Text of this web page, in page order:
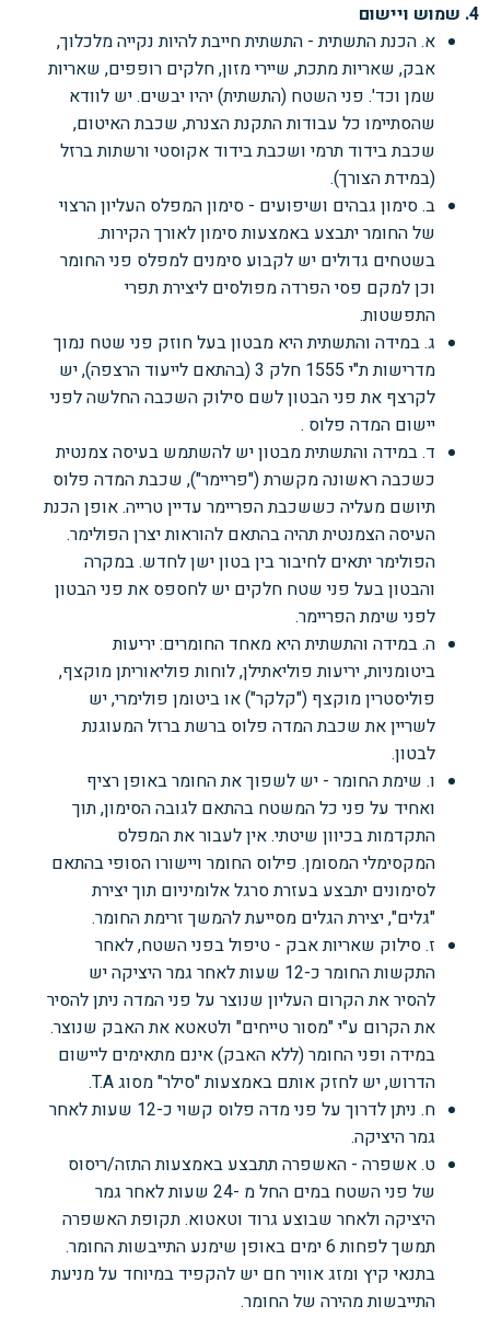
4. שמוש ויישום
א. הכנת התשתית - התשתית חייבת להיות נקייה מלכלוך,
אבק, שאריות מתכת, שיירי מזון, חלקים רופפים, שאריות
שמן וכד'. פני השטח (התשתית) יהיו יבשים. יש לוודא
שהסתיימו כל עבודות התקנת הצנרת, שכבת האיטום,
שכבת בידוד תרמי ושכבת בידוד אקוסטי ורשתות ברזל
(במידת הצורך).
ב. סימון גבהים ושיפועים - סימון המפלס העליון הרצוי
של החומר יתבצע באמצעות סימון לאורך הקירות.
בשטחים גדולים יש לקבוע סימנים למפלס פני החומר
וכן למקם פסי הפרדה מפולסים ליצירת תפרי
התפשטות.
ג. במידה והתשתית היא מבטון בעל חוזק פני שטח נמוך
מדרישות ת"י 1555 חלק 3 (בהתאם לייעוד הרצפה), יש
לקרצף את פני הבטון לשם סילוק השכבה החלשה לפני
יישום המדה פלוס .
ד. במידה והתשתית מבטון יש להשתמש בעיסה צמנטית
כשכבה ראשונה מקשרת ("פריימר"), שכבת המדה פלוס
תיושם מעליה כששכבת הפריימר עדיין טרייה. אופן הכנת
העיסה הצמנטית תהיה בהתאם להוראות יצרן הפולימר.
הפולימר יתאים לחיבור בין בטון ישן לחדש. במקרה
והבטון בעל פני שטח חלקים יש לחספס את פני הבטון
לפני שימת הפריימר.
ה. במידה והתשתית היא מאחד החומרים: יריעות
ביטומניות, יריעות פוליאתילן, לוחות פוליאוריתן מוקצף,
פוליסטרין מוקצף ("קלקר") או ביטומן פולימרי, יש
לשריין את שכבת המדה פלוס ברשת ברזל המעוגנת
לבטון.
ו. שימת החומר - יש לשפוך את החומר באופן רציף
ואחיד על פני כל המשטח בהתאם לגובה הסימון, תוך
התקדמות בכיוון שיטתי. אין לעבור את המפלס
המקסימלי המסומן. פילוס החומר ויישורו הסופי בהתאם
לסימונים יתבצע בעזרת סרגל אלומיניום תוך יצירת
"גלים", יצירת הגלים מסייעת להמשך זרימת החומר.
ז. סילוק שאריות אבק - טיפול בפני השטח, לאחר
התקשות החומר כ-12 שעות לאחר גמר היציקה יש
להסיר את הקרום העליון שנוצר על פני המדה ניתן להסיר
את הקרום ע"י "מסור טייחים" ולטאטא את האבק שנוצר.
במידה ופני החומר (ללא האבק) אינם מתאימים ליישום
הדרוש, יש לחזק אותם באמצעות "סילר" מסוג T.A.
ח. ניתן לדרוך על פני מדה פלוס קשוי כ-12 שעות לאחר
גמר היציקה.
ט. אשפרה - האשפרה תתבצע באמצעות התזה/ריסוס
של פני השטח במים החל מ -24 שעות לאחר גמר
היציקה ולאחר שבוצע גרוד וטאטוא. תקופת האשפרה
תמשך לפחות 6 ימים באופן שימנע התייבשות החומר.
בתנאי קיץ ומזג אוויר חם יש להקפיד במיוחד על מניעת
התייבשות מהירה של החומר.